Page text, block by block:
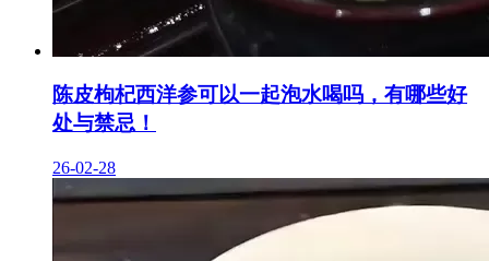
陈皮枸杞西洋参可以一起泡水喝吗，有哪些好
处与禁忌！
26-02-28